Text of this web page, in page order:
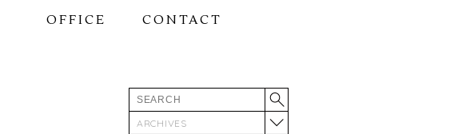
OFFICE CONTACT
ARCHIVES